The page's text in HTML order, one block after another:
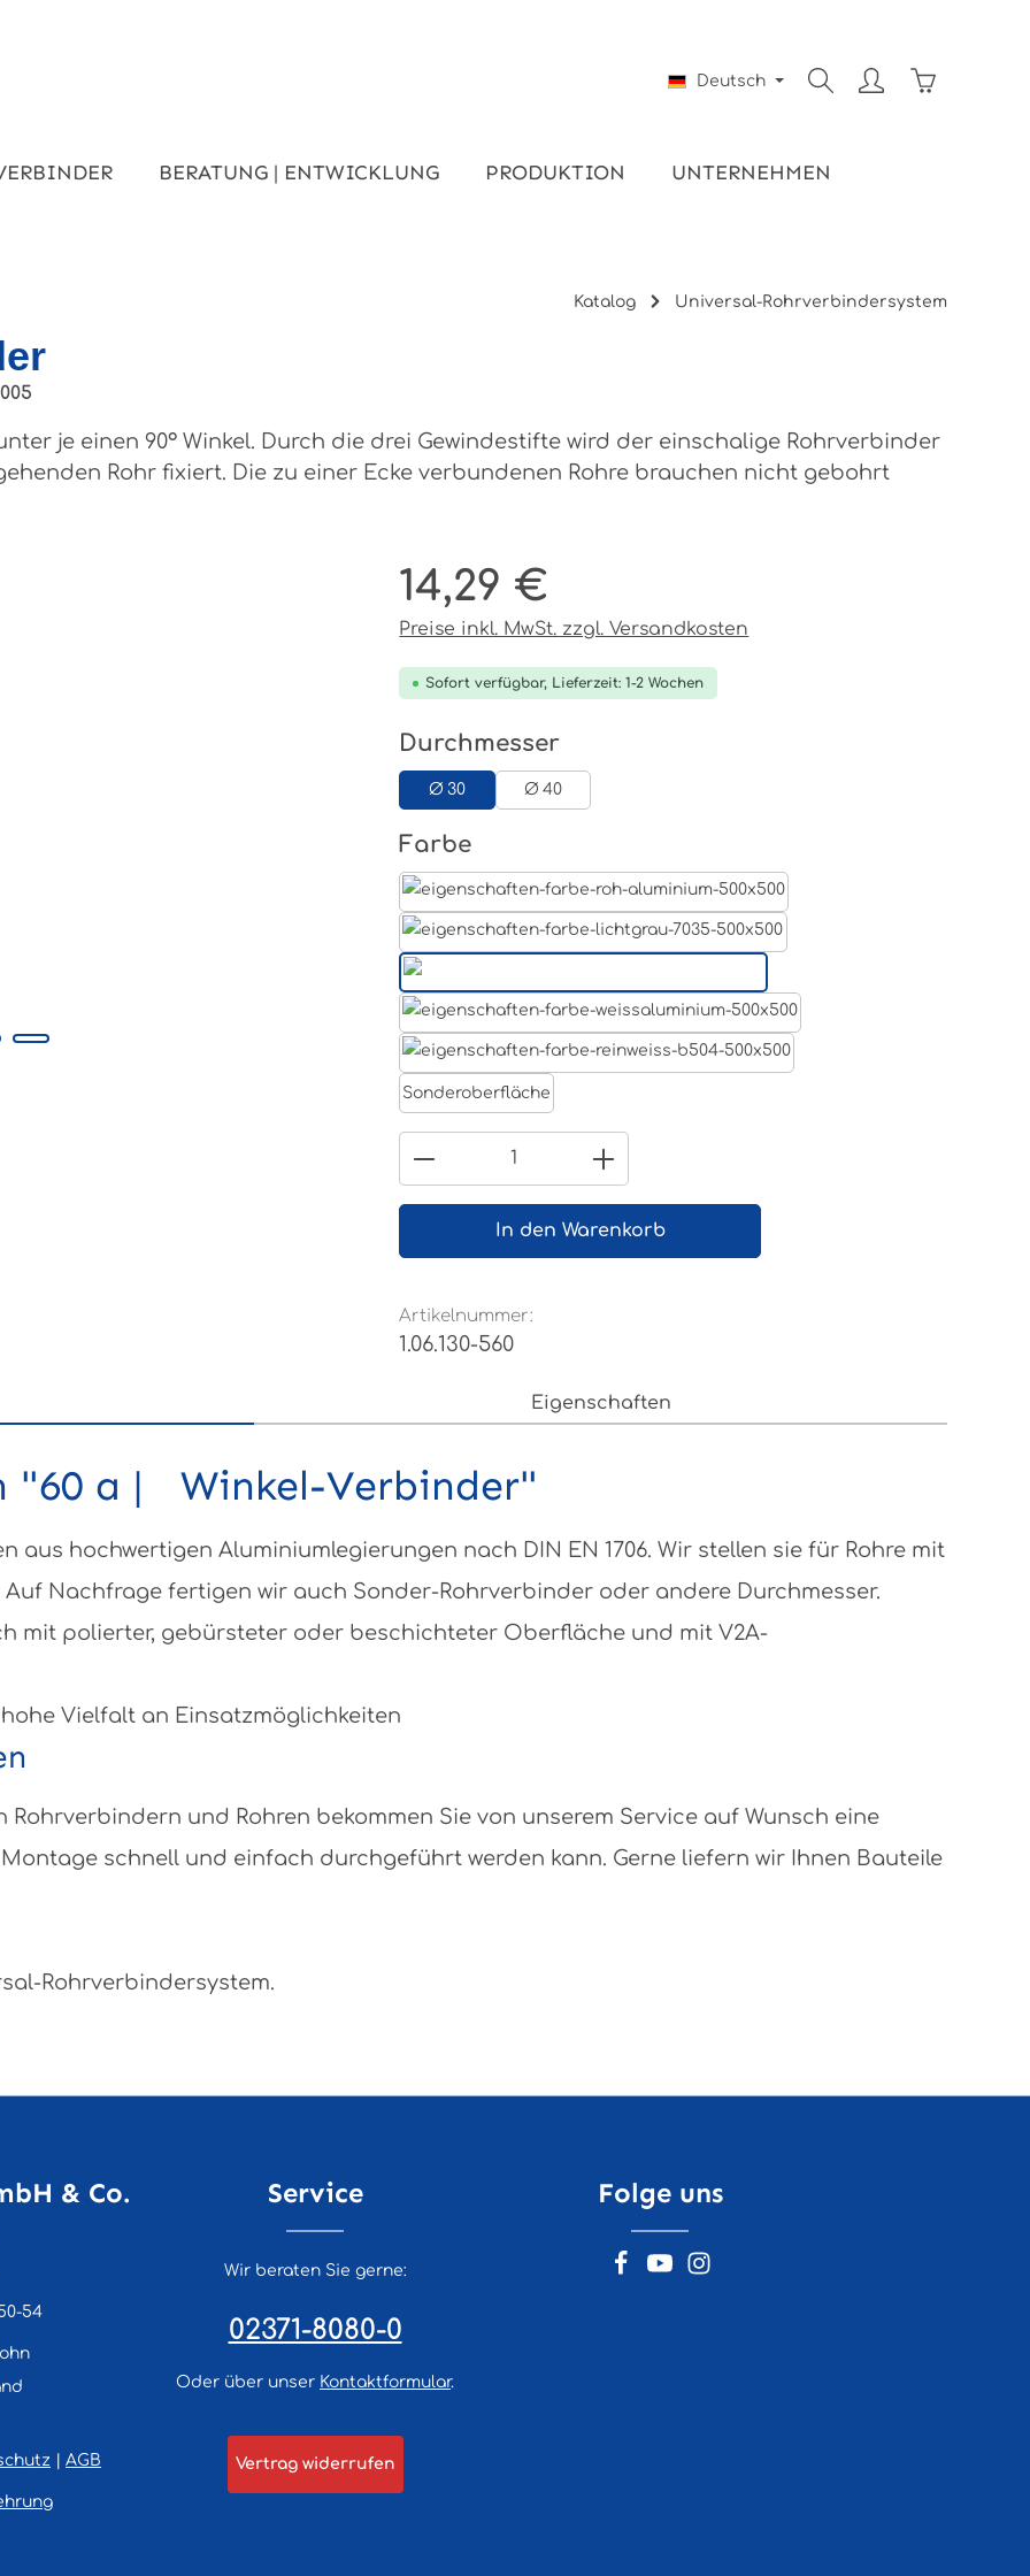
Deutsch
BERATUNG | ENTWICKLUNG PRODUKTION UNTERNEHMEN
Katalog Universal-Rohrverbindersystem
je einen 90° Winkel. Durch die drei Gewindestifte wird der einschalige Rohrverbinder
Rohr fixiert. Die zu einer Ecke verbundenen Rohre brauchen nicht gebohrt
Regulärer Preis:
14,29 €
Preise inkl. MwSt. zzgl. Versandkosten
Sofort verfügbar, Lieferzeit: 1-2 Wochen
Durchmesserauswählen
Ø 30 Ø 40
Farbeauswählen
Weißaluminium- RAL 9006
Sonderoberfläche
Produkt Anzahl: Gib den gewünschten
In den Warenkorb
Artikelnummer:
1.06.130-560
Eigenschaften
"60 a | Winkel-Verbinder"
aus hochwertigen Aluminiumlegierungen nach DIN EN 1706. Wir stellen sie für Rohre mit
Auf Nachfrage fertigen wir auch Sonder-Rohrverbinder oder andere Durchmesser.
mit polierter, gebürsteter oder beschichteter Oberfläche und mit V2A-
Vielfalt an Einsatzmöglichkeiten
Rohrverbindern und Rohren bekommen Sie von unserem Service auf Wunsch eine
schnell und einfach durchgeführt werden kann. Gerne liefern wir Ihnen Bauteile
Rohrverbindersystem.
& Co.
54
AGB
Service
Wir beraten Sie gerne:
02371-8080-0
Oder über unser Kontaktformular.
Vertrag widerrufen
Folge uns